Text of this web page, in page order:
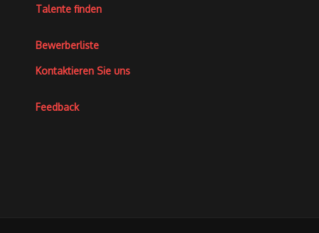
Talente finden
Bewerberliste
Kontaktieren Sie uns
Feedback